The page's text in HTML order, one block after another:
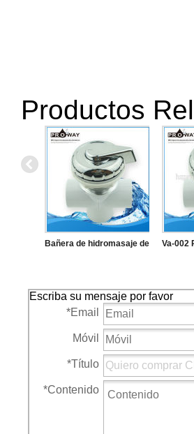
Productos
Bañera de hidromasaje de Va-002
Escriba su mensaje por favor
*Email
Móvil
*Título
*Contenido